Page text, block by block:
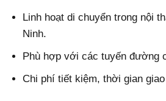
Linh hoạt di chuyển trong nội
Ninh.
Phù hợp với các tuyến đường
Chi phí tiết kiệm, thời gian giao